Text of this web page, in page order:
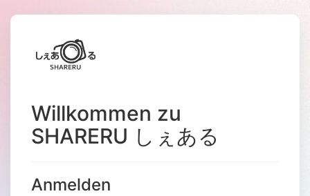
Willkommen zu
SHARERU しぇある
Anmelden